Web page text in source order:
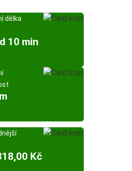
délka
10 min
Kč